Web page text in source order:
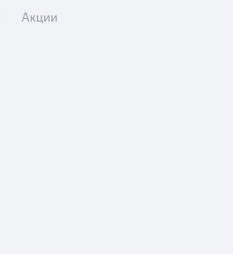
Акции